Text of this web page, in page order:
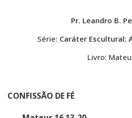
Pr. Leandro B.
Série: Caráter Escultural:
Livro:
CONFISSÃO DE FÉ